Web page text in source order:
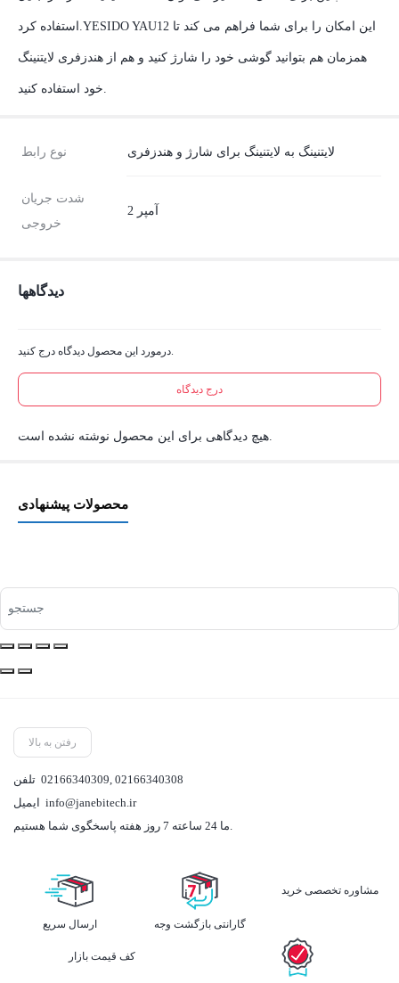
استفاده کرد.YESIDO YAU12 این امکان را برای شما فراهم می کند تا
همزمان هم بتوانید گوشی خود را شارژ کنید و هم از هندزفری لایتنینگ
نوع رابط لایتنینگ به لایتنینگ برای شارژ و هندزفری
شدت جریان
خروجی
2 آمپر
دیدگاهها
درمورد این محصول دیدگاه درج کنید.
درج دیدگاه
هیچ دیدگاهی برای این محصول نوشته نشده است.
محصولات پیشنهادی
رفتن به بالا
02166340309, 02166340308
info@janebitech.ir
ما 24 ساعته 7 روز هفته پاسخگوی شما هستیم.
ارسال سریع گارانتی بازگشت وجه
مشاوره تخصصی خرید
کف قیمت بازار